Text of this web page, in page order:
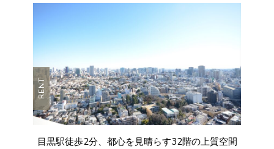
RENT
目黒駅徒歩2分、都心を見晴らす32階の上質空間